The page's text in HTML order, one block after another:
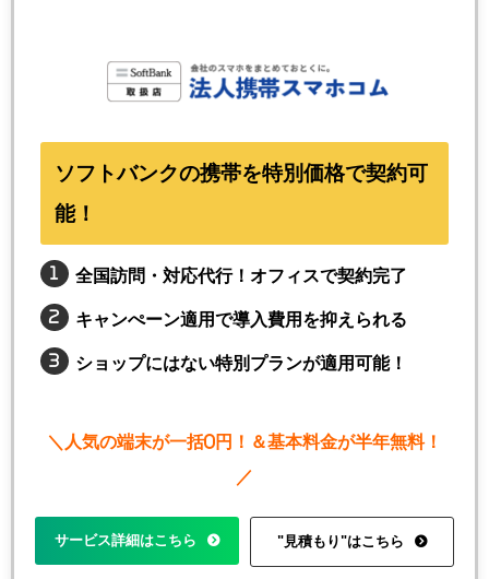
ソフトバンクの携帯を特別価格で契約可
能！
全国訪問・対応代行！オフィスで契約完了
キャンぺーン適用で導入費用を抑えられる
ショップにはない特別プランが適用可能！
＼人気の端末が一括0円！＆基本料金が半年無料！
／
サービス詳細はこちら "見積もり"はこちら